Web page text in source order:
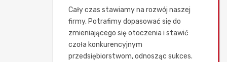
Cały czas stawiamy na rozwój naszej
firmy. Potrafimy dopasować się do
zmieniającego się otoczenia i stawić
czoła konkurencyjnym
przedsiębiorstwom, odnosząc sukces.